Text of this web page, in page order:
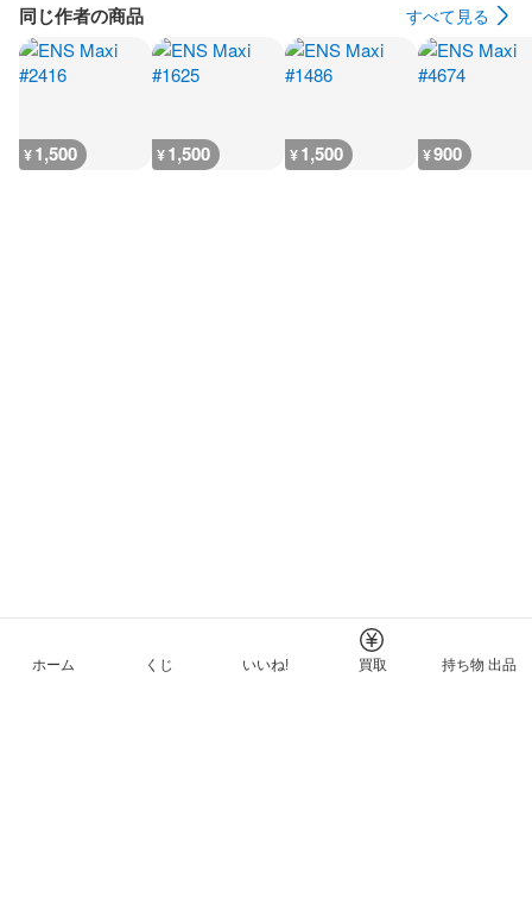
同じ作者の商品 すべて見る
¥1,500 ¥1,500 ¥1,500 ¥900
ホーム くじ いいね! 買取 持ち物 出品